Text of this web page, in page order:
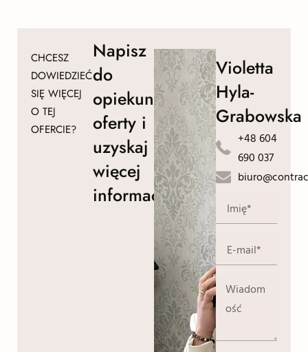
CHCESZ
DOWIEDZIEĆ
SIĘ WIĘCEJ
O TEJ
OFERCIE?
Napisz
do
opiekuna
oferty i
uzyskaj
więcej
informacji!
Violetta
Hyla-
Grabowska
+48 604
690 037